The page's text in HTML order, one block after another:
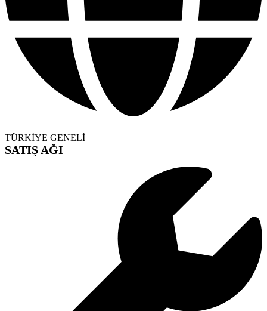
TÜRKİYE GENELİ
SATIŞ AĞI